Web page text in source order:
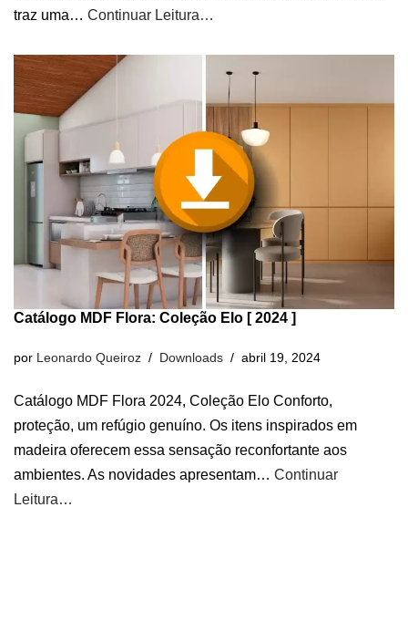
traz uma… Continuar Leitura…
Catálogo MDF Flora: Coleção Elo [ 2024 ]
por Leonardo Queiroz Downloads abril 19, 2024
Catálogo MDF Flora 2024, Coleção Elo Conforto,
proteção, um refúgio genuíno. Os itens inspirados em
madeira oferecem essa sensação reconfortante aos
ambientes. As novidades apresentam… Continuar
Leitura…